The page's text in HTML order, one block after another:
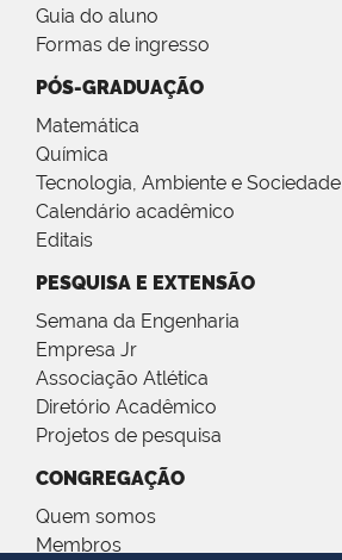
Guia do aluno
Formas de ingresso
PÓS-GRADUAÇÃO
Matemática
Química
Tecnologia, Ambiente e Sociedade
Calendário acadêmico
Editais
PESQUISA E EXTENSÃO
Semana da Engenharia
Empresa Jr
Associação Atlética
Diretório Acadêmico
Projetos de pesquisa
CONGREGAÇÃO
Quem somos
Membros